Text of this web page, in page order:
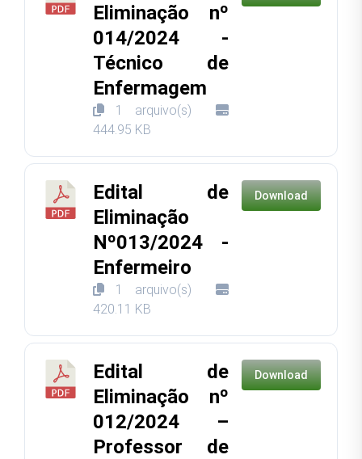
Eliminação nº
014/2024 -
Técnico de
Enfermagem
1 arquivo(s)
444.95 KB
Edital de
Eliminação
Nº013/2024 -
Enfermeiro
1 arquivo(s)
420.11 KB
Download
Edital de
Eliminação nº
012/2024 –
Professor de
Download